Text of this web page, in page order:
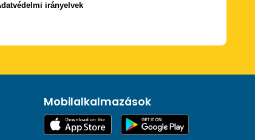
irányelvek
Mobilalkalmazások